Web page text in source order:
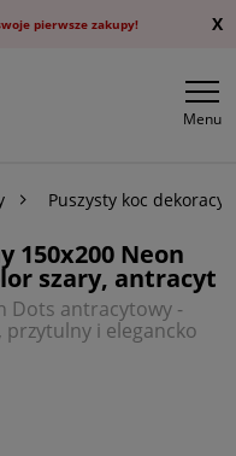
pierwsze zakupy! X
Menu
Puszysty koc
150x200 Neon
szary, antracyt
Dots antracytowy -
i elegancko